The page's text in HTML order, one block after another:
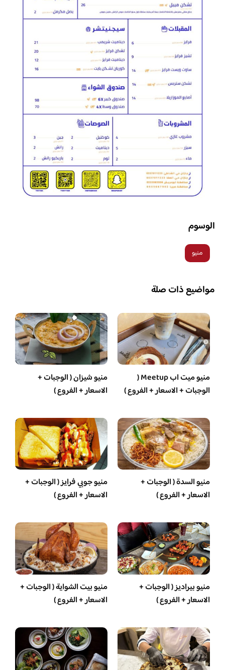
الوسوم
منيو
مواضيع ذات صلة
منيو ميت اب Meetup (
الوجبات + الاسعار + الفروع )
منيو شيزان ( الوجبات +
الاسعار + الفروع )
منيو السدة ( الوجبات +
الاسعار + الفروع )
منيو جوبي فرايز ( الوجبات +
الاسعار + الفروع )
منيو بيراديز ( الوجبات +
الاسعار + الفروع )
منيو بيت الشواية ( الوجبات +
الاسعار + الفروع )